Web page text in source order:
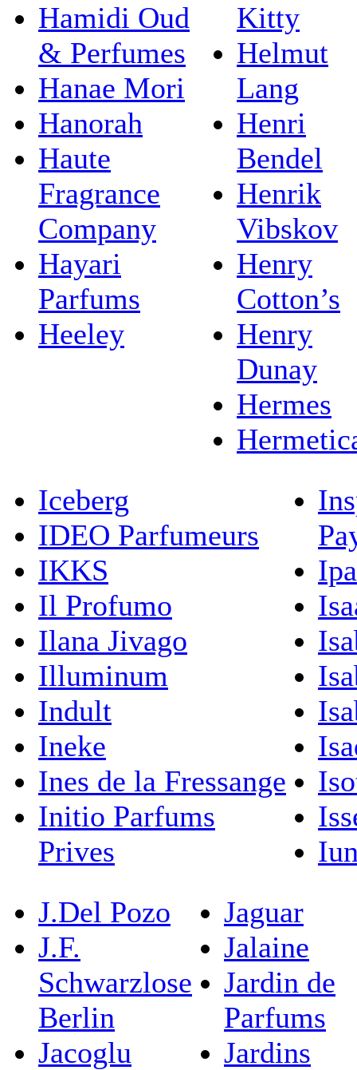
Hamidi Oud
& Perfumes
Hanae Mori
Hanorah
Haute
Fragrance
Company
Hayari
Parfums
Heeley
Kitty
Helmut
Lang
Henri
Bendel
Henrik
Vibskov
Henry
Cotton’s
Henry
Dunay
Hermes
Iceberg
IDEO Parfumeurs
IKKS
Il Profumo
Ilana Jivago
Illuminum
Indult
Ineke
Ines de la Fressange
Initio Parfums
Prives
J.Del Pozo
J.F.
Schwarzlose
Berlin
Jacoglu
Jaguar
Jalaine
Jardin de
Parfums
Jardins